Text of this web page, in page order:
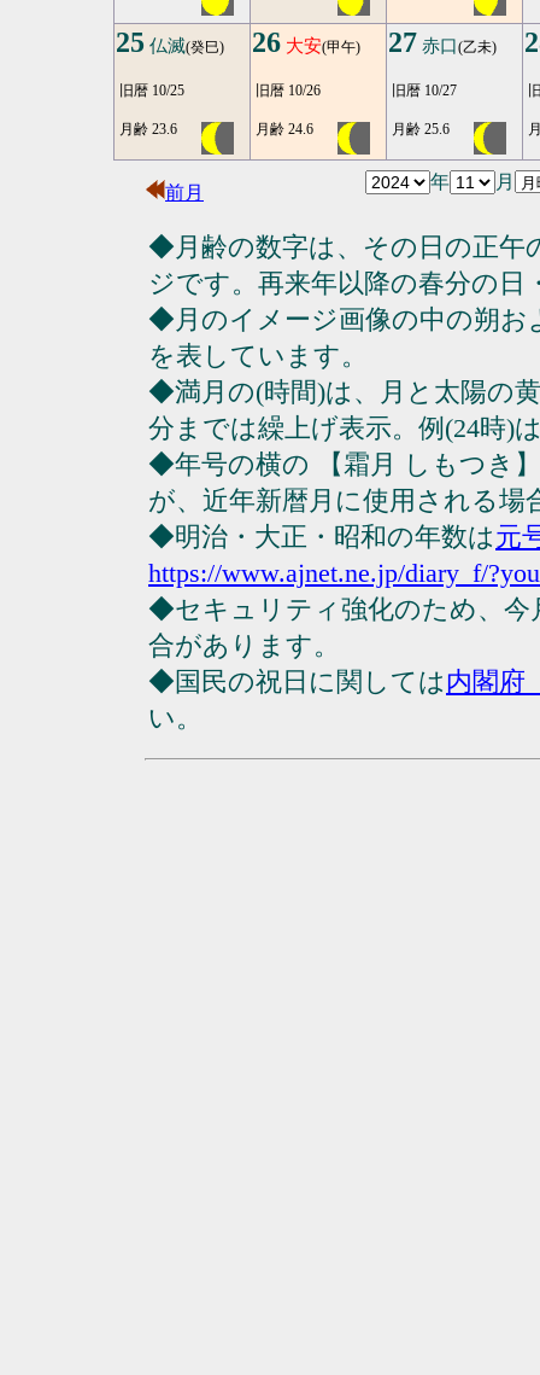
25 仏滅(癸巳)
旧暦 10/25
月齢 23.6
26 大安(甲午)
旧暦 10/26
月齢 24.6
27 赤口(乙未)
旧暦 10/27
月齢 25.6
前月
年 月
◆月齢の数字は、その日の正午
ジです。再来年以降の春分の日
◆月のイメージ画像の中の朔
を表しています。
◆満月の(時間)は、月と太陽の
分までは繰上げ表示。例(24時)
◆年号の横の 【霜月 しもつき
が、近年新暦月に使用される場
◆明治・大正・昭和の年数は元
https://www.ajnet.ne.jp/diary_f/
◆セキュリティ強化のため、今
合があります。
◆国民の祝日に関しては内閣府
い。